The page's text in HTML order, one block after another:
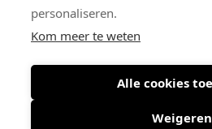
personaliseren.
Kom meer te weten
Alle cookies
Weigeren
© 2026 West-End BV-Meir 75, 2000
Algemene